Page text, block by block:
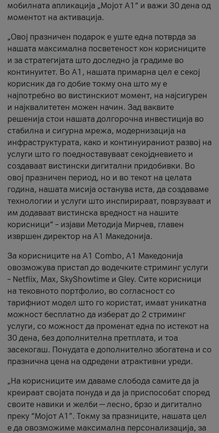
мобилната апликација „Мојот А1“ и важи 30 дена од
моментот на активација.
„Овој празничен подарок е уште една потврда за
нашата максимална посветеност кон корисниците
и за стратегијата што доследно ја градиме во
континуитет. Во А1, нашата примарна цел е секој
корисник да го добие токму она што му е
најпотребно во вистинскиот момент, на најсигурен
и најквалитетен можен начин. Зад ваквите
решенија стои нашата долгорочна инвестиција во
стабилна и сигурна мрежа, модернизација на
инфраструктурата, како и континуираниот развој на
услуги што го поедноставуваат секојдневието и
создаваат вистински дигитални придобивки. Во
овој празничен период, но и во текот на целата
година, нашата мисија останува иста, да создаваме
технологии и услуги што инспирираат, поврзуваат и
им додаваат вистинска вредност на нашите
корисници“ – изјави Методија Мирчев, главен
извршен директор на А1 Македонија.
За корисниците на A1 Combo, А1 Македонија
овозможува пристап до водечките стриминг услуги
– Netflix, Max, SkyShowtime и Gley. Сите корисници
на тековното портфолио, во согласност со
тарифниот модел што го користат, имаат уникатна
можност бесплатно да изберат до 2 стриминг
услуги, со можност да променат една по истекот на
30 дена, без дополнителна претплата, и тоа
засекогаш. Понудата е дополнително збогатена и со
празнична цена на одредени атрактивни уреди.
„На корисниците им даваме слобода самите да ја
креираат својата понуда и да ја приспособат според
своите навики и желби — лесно, брзо и дигитално
преку “Мојот А1”. Токму за празниците, нашата цел
е да овозможиме максимална персонализација, за